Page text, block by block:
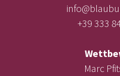
+39 333
Marc